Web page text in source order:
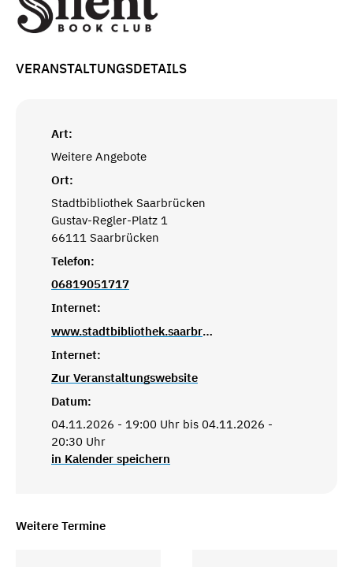
VERANSTALTUNGSDETAILS
Art:
Weitere Angebote
Ort:
Stadtbibliothek Saarbrücken
Gustav-Regler-Platz 1
66111 Saarbrücken
Telefon:
06819051717
Internet:
www.stadtbibliothek.saarbruecken.de
Internet:
Zur Veranstaltungswebsite
Datum:
04.11.2026 - 19:00 Uhr bis 04.11.2026 -
20:30 Uhr
in Kalender speichern
Weitere Termine